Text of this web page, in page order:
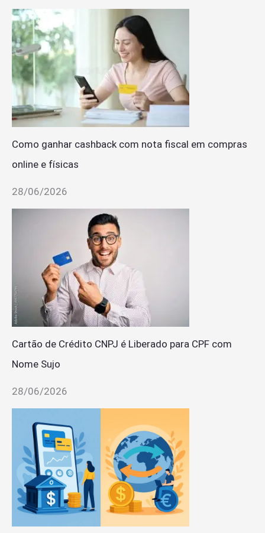
Como ganhar cashback com nota fiscal em compras
online e físicas
28/06/2026
Cartão de Crédito CNPJ é Liberado para CPF com
Nome Sujo
28/06/2026